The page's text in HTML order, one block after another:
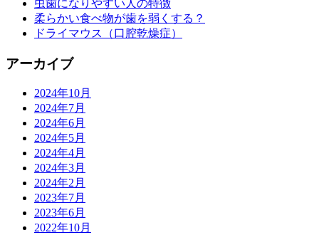
虫歯になりやすい人の特徴
柔らかい食べ物が歯を弱くする？
ドライマウス（口腔乾燥症）
アーカイブ
2024年10月
2024年7月
2024年6月
2024年5月
2024年4月
2024年3月
2024年2月
2023年7月
2023年6月
2022年10月